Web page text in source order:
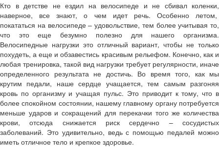
Кто в детстве не ездил на велосипеде и не сбивал коленки,
наверное, все знают, о чем идет речь. Особенно летом,
покататься на велосипеде – удовольствие, тем более учитывая то,
что это еще безумно полезно для нашего организма.
Велосипедные нагрузки это отличный вариант, чтобы не только
похудеть, а еще и обзавестись красивым рельефом. Конечно, как и
любая тренировка, такой вид нагрузки требует регулярности, иначе
определенного результата не достичь. Во время того, как мы
крутим педали, наше сердце учащается, тем самым разгоняя
кровь по организму и учащая пульс. Это приводит к тому, что в
более спокойном состоянии, нашему главному органу потребуется
меньше ударов и сокращений для перекачки того же количества
крови, отсюда снижается риск сердечно – сосудистых
заболеваний. Это удивительно, ведь с помощью педалей можно
иметь отличное тело и крепкое здоровье.